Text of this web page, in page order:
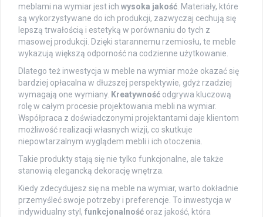
meblami na wymiar jest ich wysoka jakość . Materiały, które
są wykorzystywane do ich produkcji, zazwyczaj cechują się
lepszą trwałością i estetyką w porównaniu do tych z
masowej produkcji. Dzięki starannemu rzemiosłu, te meble
wykazują większą odporność na codzienne użytkowanie.
Dlatego też inwestycja w meble na wymiar może okazać się
bardziej opłacalna w dłuższej perspektywie, gdyż rzadziej
wymagają one wymiany. Kreatywność odgrywa kluczową
rolę w całym procesie projektowania mebli na wymiar.
Współpraca z doświadczonymi projektantami daje klientom
możliwość realizacji własnych wizji, co skutkuje
niepowtarzalnym wyglądem mebli i ich otoczenia.
Takie produkty stają się nie tylko funkcjonalne, ale także
stanowią elegancką dekorację wnętrza.
Kiedy zdecydujesz się na meble na wymiar, warto dokładnie
przemyśleć swoje potrzeby i preferencje. To inwestycja w
indywidualny styl, funkcjonalność oraz jakość, która